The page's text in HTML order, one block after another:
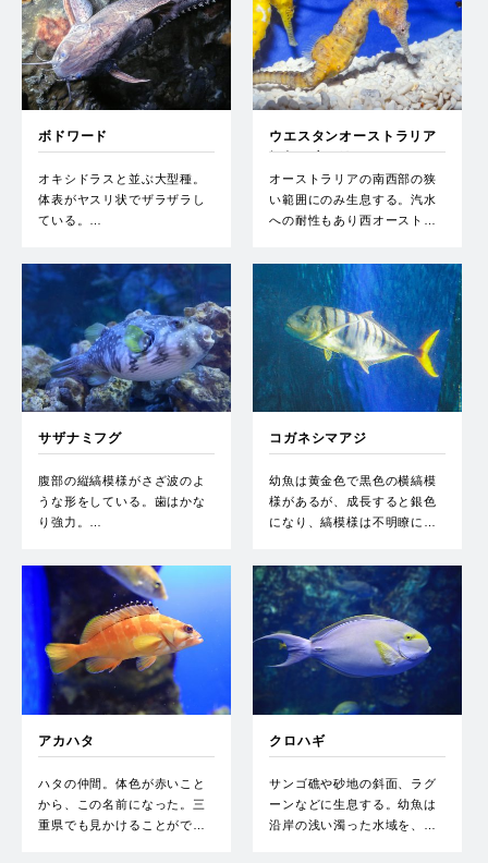
ボドワード
オキシドラスと並ぶ大型種。
体表がヤスリ状でザラザラし
ている。…
ウエスタンオーストラリア
ンシーホース
オーストラリアの南西部の狭
い範囲にのみ生息する。汽水
への耐性もあり西オースト…
サザナミフグ
腹部の縦縞模様がさざ波のよ
うな形をしている。歯はかな
り強力。…
コガネシマアジ
幼魚は黄金色で黒色の横縞模
様があるが、成長すると銀色
になり、縞模様は不明瞭に…
アカハタ
ハタの仲間。体色が赤いこと
から、この名前になった。三
重県でも見かけることがで…
クロハギ
サンゴ礁や砂地の斜面、ラグ
ーンなどに生息する。幼魚は
沿岸の浅い濁った水域を、…